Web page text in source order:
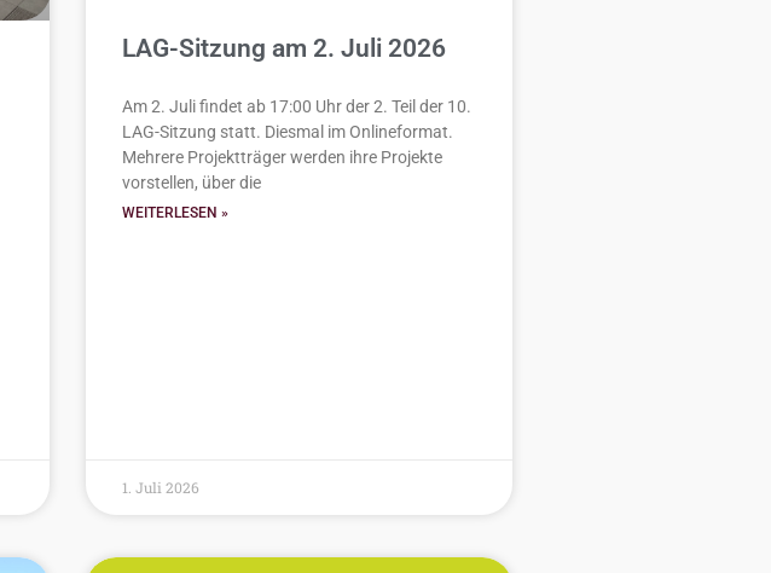
LAG-Sitzung am 2. Juli 2026
Am 2. Juli findet ab 17:00 Uhr der 2. Teil der 10.
LAG-Sitzung statt. Diesmal im Onlineformat.
Mehrere Projektträger werden ihre Projekte
vorstellen, über die
WEITERLESEN »
1. Juli 2026